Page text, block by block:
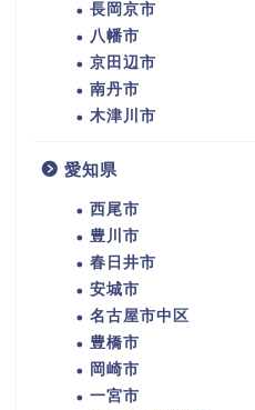
長岡京市
八幡市
京田辺市
南丹市
木津川市
愛知県
西尾市
豊川市
春日井市
安城市
名古屋市中区
豊橋市
岡崎市
一宮市